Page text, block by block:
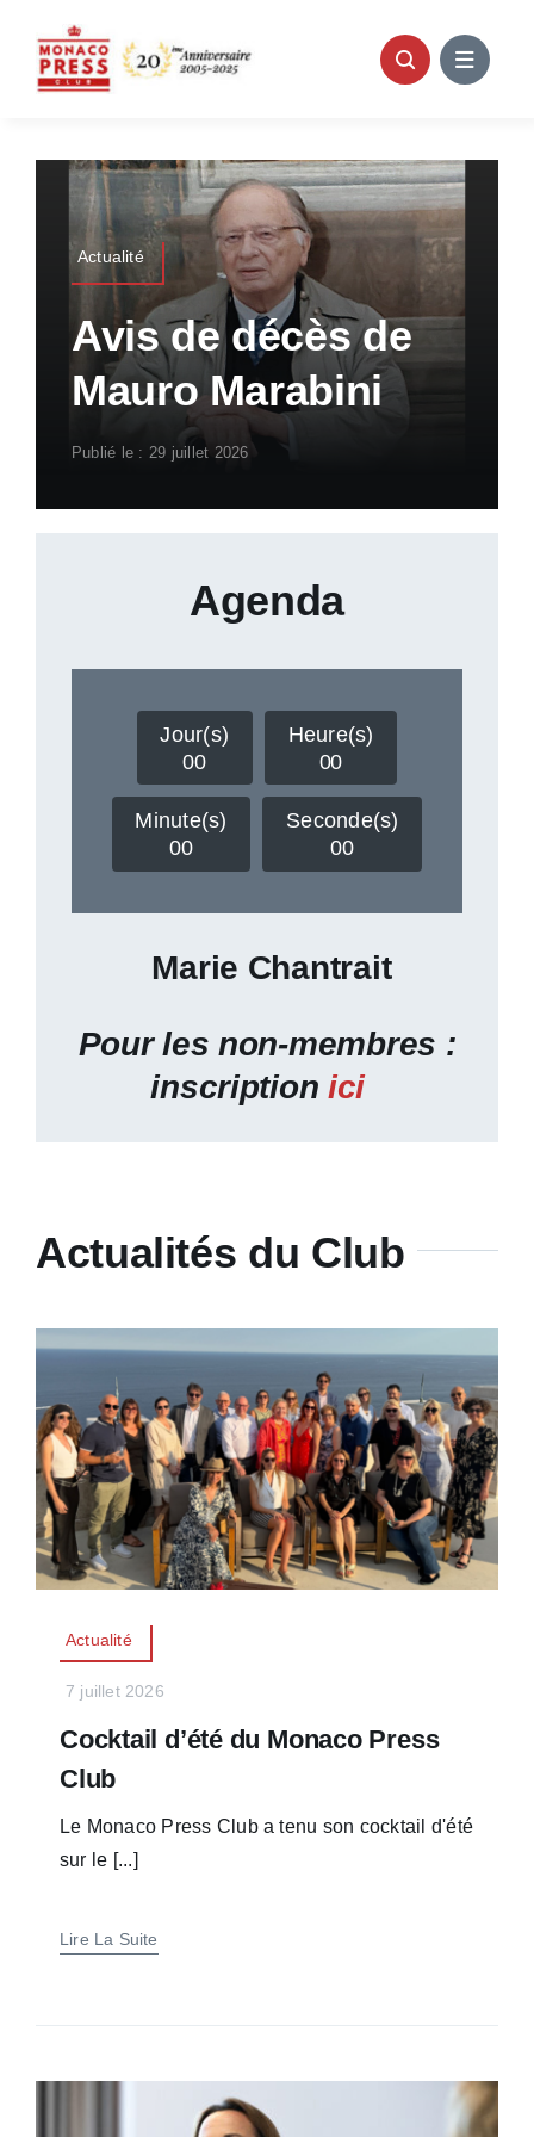
contenu
Actualité
Avis de décès de
Mauro Marabini
Publié le : 29 juillet 2026
Agenda
00
Jour(s)
00
Heure(s)
00
Minute(s)
00
Seconde(s)
Marie Chantrait
Pour les non-membres :
inscriptionici
Actualités du Club
Actualité
7 juillet 2026
Cocktail d’été du Monaco Press
Club
Le Monaco Press Club a tenu son cocktail d'été
sur le [...]
Lire La Suite